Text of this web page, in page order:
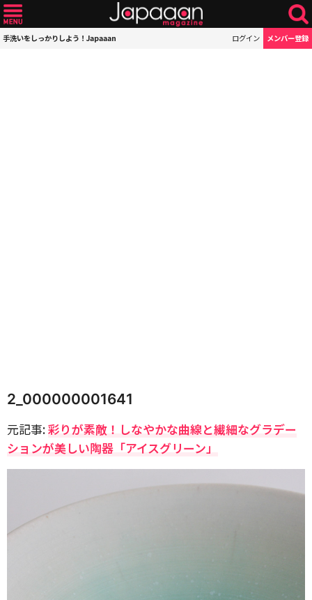
手洗いをしっかりしよう！Japaaan ログイン メンバー登録
2_000000001641
元記事:彩りが素敵！しなやかな曲線と繊細なグラデー
ションが美しい陶器「アイスグリーン」